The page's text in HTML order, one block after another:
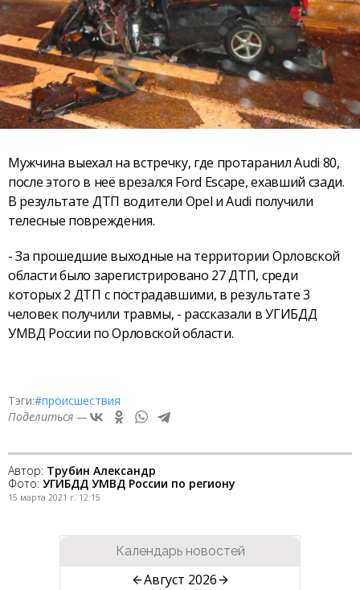
Мужчина выехал на встречку, где протаранил Audi 80,
после этого в неё врезался Ford Escape, ехавший сзади.
В результате ДТП водители Opel и Audi получили
телесные повреждения.
- За прошедшие выходные на территории Орловской
области было зарегистрировано 27 ДТП, среди
которых 2 ДТП с пострадавшими, в результате 3
человек получили травмы, - рассказали в УГИБДД
УМВД России по Орловской области.
Тэги:#происшествия
Поделиться —
Автор: Трубин Александр
Фото: УГИБДД УМВД России по региону
15 марта 2021 г. 12:15
Календарь новостей
Август 2026